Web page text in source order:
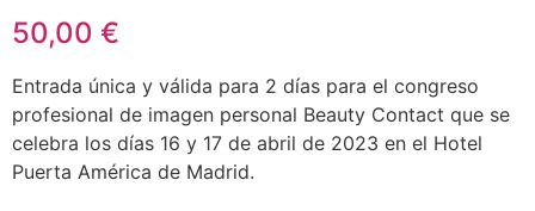
50,00 €
Entrada única y válida para 2 días para el congreso
profesional de imagen personal Beauty Contact que se
celebra los días 16 y 17 de abril de 2023 en el Hotel
Puerta América de Madrid.